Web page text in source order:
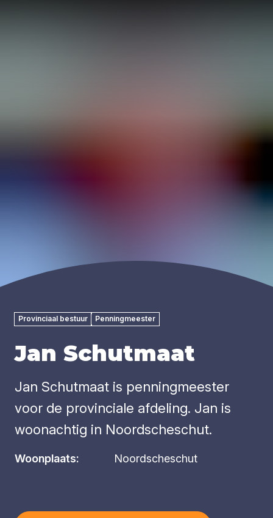
Provinciaal bestuur Penningmeester
Jan Schutmaat
Jan Schutmaat is penningmeester
voor de provinciale afdeling. Jan is
woonachtig in Noordscheschut.
Woonplaats: Noordscheschut